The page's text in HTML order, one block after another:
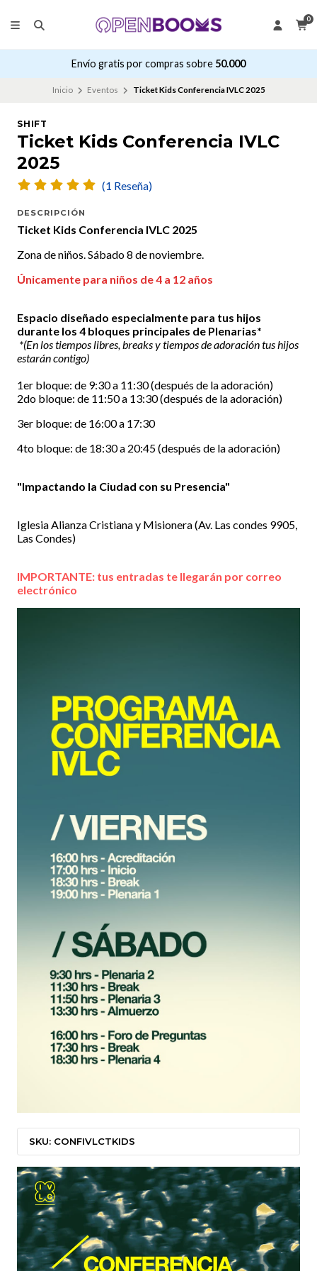
0
Envío gratis por compras sobre 50.000
Inicio Eventos Ticket Kids Conferencia IVLC 2025
SHIFT
Ticket Kids Conferencia IVLC
2025
(1 Reseña)
DESCRIPCIÓN
Ticket Kids Conferencia IVLC 2025
Zona de niños. Sábado 8 de noviembre.
Únicamente para niños de 4 a 12 años
Espacio diseñado especialmente para tus hijos
durante los 4 bloques principales de Plenarias*
*(En los tiempos libres, breaks y tiempos de adoración tus hijos
estarán contigo)
1er bloque: de 9:30 a 11:30 (después de la adoración)
2do bloque: de 11:50 a 13:30 (después de la adoración)
3er bloque: de 16:00 a 17:30
4to bloque: de 18:30 a 20:45 (después de la adoración)
"Impactando la Ciudad con su Presencia"
Iglesia Alianza Cristiana y Misionera (Av. Las condes 9905,
Las Condes)
IMPORTANTE: tus entradas te llegarán por correo
electrónico
SKU: CONFIVLCTKIDS